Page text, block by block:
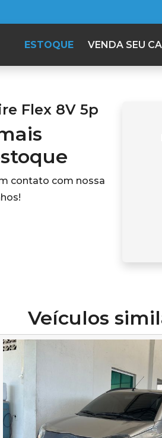
ESTOQUE VENDA SEU
Flex 8V 5p
contato com nossa
Veículos